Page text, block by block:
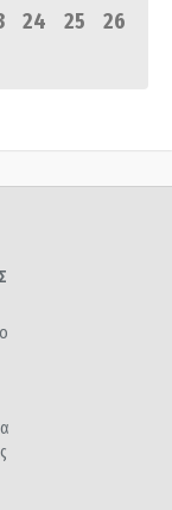
24 25
26